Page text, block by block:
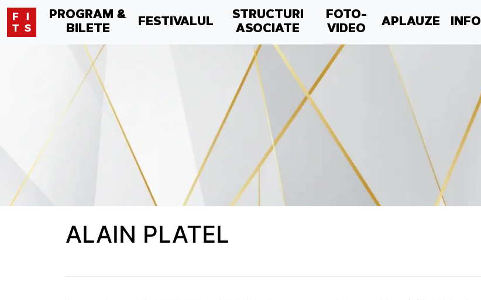
PROGRAM &
BILETE
FESTIVALUL
STRUCTURI
ASOCIATE
FOTO-
VIDEO
APLAUZE INFO
ALAIN PLATEL